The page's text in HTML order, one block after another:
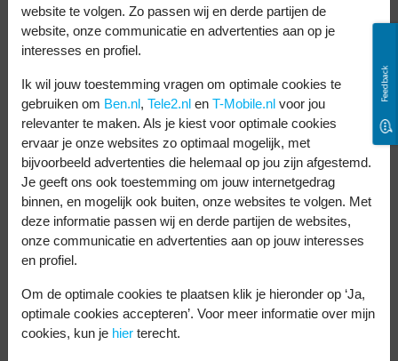
telefoon is afbetaald, kan je ’m prima blijven
gebruiken met een betaalbaar
De Pixel 9 en Pixel 9a hebben dezelfde
Tensor G4 processor. Dat is goed nieuws,
want deze is zeer krachtig. Met een
maximale rekenkracht van 3,1 GHz start
elke app meteen op en werkt deze zonder
te haperen. Alleen processors van de
deze rekenkracht.
Toch is er een snelheidsverschil tussen de
Feedback
website te volgen. Zo passen wij en derde partijen de
website, onze communicatie en advertenties aan op je
interesses en profiel.
Ik wil jouw toestemming vragen om optimale cookies te
gebruiken om Ben.nl, Tele2.nl en T-Mobile.nl voor jou
relevanter te maken. Als je kiest voor optimale cookies
ervaar je onze websites zo optimaal mogelijk, met
bijvoorbeeld advertenties die helemaal op jou zijn afgestemd.
Je geeft ons ook toestemming om jouw internetgedrag
binnen, en mogelijk ook buiten, onze websites te volgen. Met
deze informatie passen wij en derde partijen de websites,
onze communicatie en advertenties aan op jouw interesses
en profiel.
Om de optimale cookies te plaatsen klik je hieronder op ‘Ja,
optimale cookies accepteren’. Voor meer informatie over mijn
cookies, kun je hier terecht.